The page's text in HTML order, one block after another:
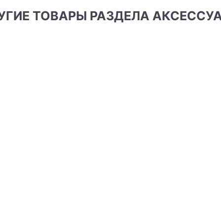
ТОВАРЫ РАЗДЕЛА